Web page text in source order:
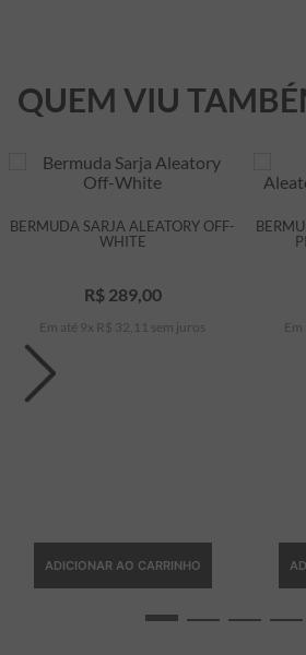
QUEM VIU
BERMUDA SARJA ALEATORY OFF-
WHITE
R$ 289,00
Em até 9 x R$ 32 11 sem juros
ADICIONAR AO CARRINHO
Em